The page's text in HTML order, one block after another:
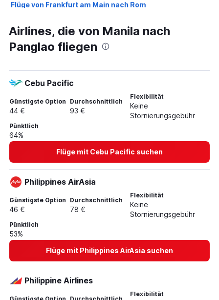
Flüge von Frankfurt am Main nach Rom
Flüge nach Tokio
Flüge nach Heraklion
Flüge nach London
Flüge nach Dubai
Flüge nach Bangkok
Flüge nach Hurghada
Flüge nach Zürich
Flüge nach Berlin
Flüge nach Palma de Mallorca
Flüge nach Düsseldorf
Flüge nach Las Palmas de Gran Canaria
Flüge nach Miami
Flüge nach Málaga
Flüge nach Antalya
Airlines, die von Manila nach
Panglao fliegen
Cebu Pacific
Günstigste Option
44 €
Durchschnittlich
93 €
Flexibilität
Keine
Stornierungsgebühr
Pünktlich
64%
Flüge mit Cebu Pacific suchen
Philippines AirAsia
Günstigste Option
46 €
Durchschnittlich
78 €
Flexibilität
Keine
Stornierungsgebühr
Pünktlich
53%
Flüge mit Philippines AirAsia suchen
Philippine Airlines
Flexibilität